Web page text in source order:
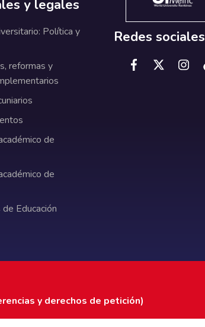
y legales
Política y
reformas y
de
de
Educación
Redes sociales
y derechos de petición)